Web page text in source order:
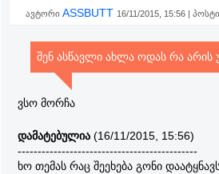
ავტორი ASSBUTT 16/11/2015, 15:56 |
შენ ასწავლი ახლა ოდას რა არის
ვსო მორჩა
დამატებულია (16/11/2015, 15:56)
---------------------------------------------
ხო თემას რაც შეეხება გონი